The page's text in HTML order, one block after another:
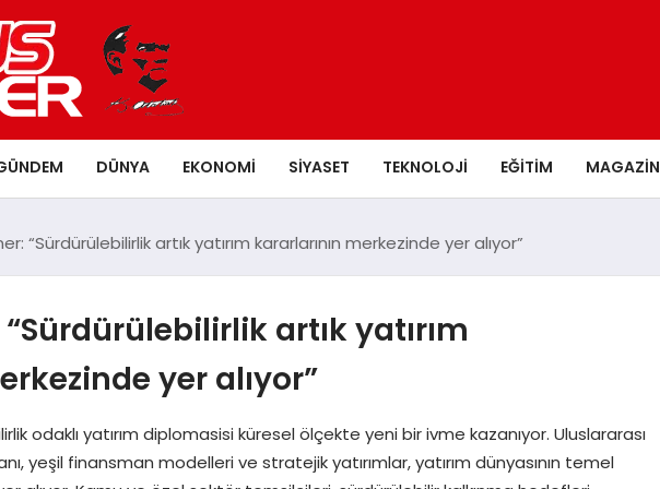
DÜNYA EKONOMI SIYASET TEKNOLOJI EĞITIM MAGAZIN
“Sürdürülebilirlik artık yatırım kararlarının merkezinde yer alıyor”
artık yatırım
yer alıyor”
odaklı yatırım diplomasisi küresel ölçekte yeni bir ivme kazanıyor. Uluslararası
yeşil finansman modelleri ve stratejik yatırımlar, yatırım dünyasının temel